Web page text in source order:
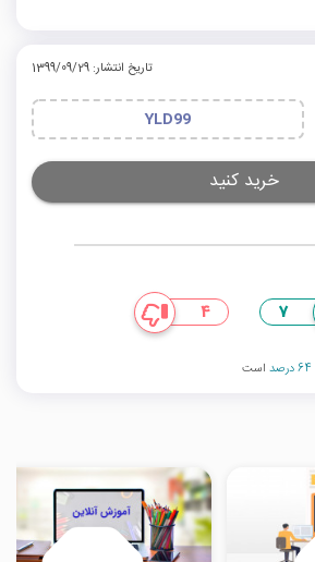
تاریخ انتشار: 1399/09/29
YLD99
خرید کنید
7
4
64 درصد است